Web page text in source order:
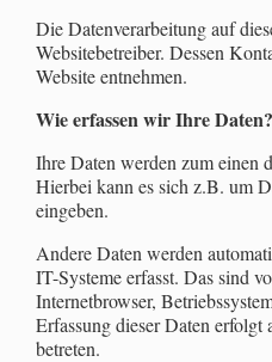
Die Datenverarbeitung auf
Websitebetreiber. Dessen
Website entnehmen.
Wie erfassen wir Ihre Daten?
Ihre Daten werden zum einen
Hierbei kann es sich z.B. um
eingeben.
Andere Daten werden
IT-Systeme erfasst. Das sind
Internetbrowser,
Erfassung dieser Daten erfolgt
betreten.